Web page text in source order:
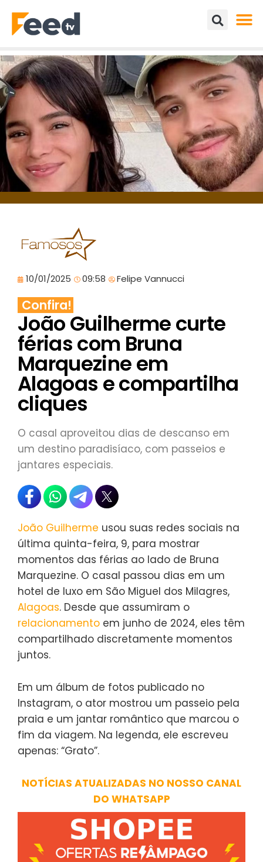
10/01/2025 09:58 Felipe Vannucci
Confira!
João Guilherme curte
férias com Bruna
Marquezine em
Alagoas e compartilha
cliques
O casal aproveitou dias de descanso em
um destino paradisíaco, com passeios e
jantares especiais.
João Guilherme usou suas redes sociais na
última quinta-feira, 9, para mostrar
momentos das férias ao lado de Bruna
Marquezine. O casal passou dias em um
hotel de luxo em São Miguel dos Milagres,
Alagoas. Desde que assumiram o
relacionamento em junho de 2024, eles têm
compartilhado discretamente momentos
juntos.
Em um álbum de fotos publicado no
Instagram, o ator mostrou um passeio pela
praia e um jantar romântico que marcou o
fim da viagem. Na legenda, ele escreveu
apenas: “Grato”.
NOTÍCIAS ATUALIZADAS NO NOSSO CANAL
DO WHATSAPP